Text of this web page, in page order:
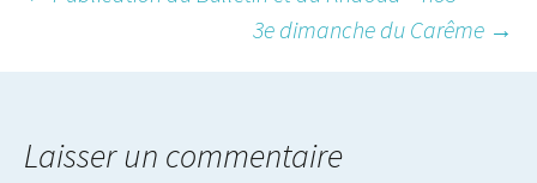
navigation
3e dimanche du Carême →
Laisser un commentaire